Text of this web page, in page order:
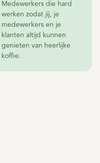
Medewerkers die hard
werken zodat jij, je
medewerkers en je
klanten altijd kunnen
genieten van heerlijke
koffie.